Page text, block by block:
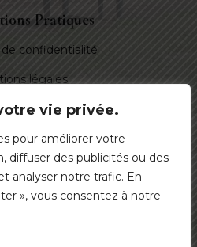
vie privée.
pour améliorer votre
diffuser des publicités ou des
analyser notre trafic. En
», vous consentez à notre
Pratiques
de confidentialité
légales
Suivre